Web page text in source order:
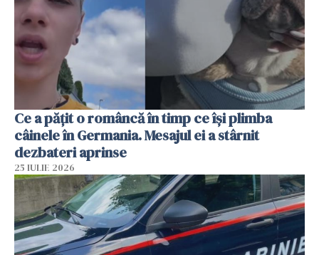
Ce a pățit o româncă în timp ce își plimba
câinele în Germania. Mesajul ei a stârnit
dezbateri aprinse
25 IULIE 2026